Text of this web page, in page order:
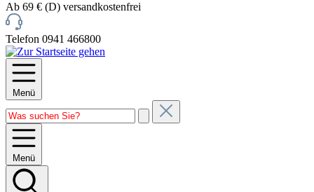
Ab 69 € (D) versandkostenfrei
Telefon 0941 466800
Menü
Menü